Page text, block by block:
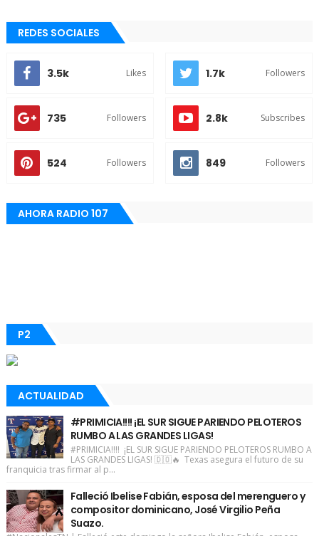
REDES SOCIALES
3.5k Likes 1.7k Followers
735 Followers 2.8k Subscribes
524 Followers 849 Followers
AHORA RADIO 107
P2
ACTUALIDAD
#PRIMICIA!!!! ¡EL SUR SIGUE PARIENDO PELOTEROS
RUMBO A LAS GRANDES LIGAS!
#PRIMICIA!!!! ¡EL SUR SIGUE PARIENDO PELOTEROS RUMBO A
LAS GRANDES LIGAS! 🇩🇴🔥 Texas asegura el futuro de su
franquicia tras firmar al p...
Falleció Ibelise Fabián, esposa del merenguero y
compositor dominicano, José Virgilio Peña
Suazo.